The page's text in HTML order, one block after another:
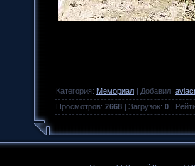
Категория: Мемориал | Добавил:
Просмотров: 2668 | Загрузок: 0 |